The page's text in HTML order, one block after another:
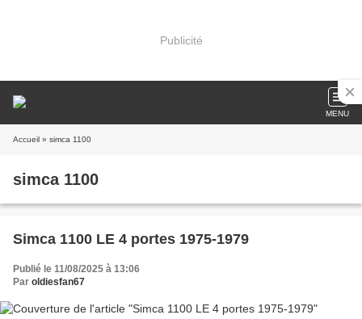
Publicité
MENU
Accueil » simca 1100
simca 1100
Simca 1100 LE 4 portes 1975-1979
Publié le 11/08/2025 à 13:06
Par oldiesfan67